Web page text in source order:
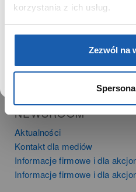
korzystania z ich usług.
Zezwól na
SIECI SPRZEDAŻY
Salony muzyczne Riff
NEWSROOM
Aktualności
Kontakt dla mediów
Informacje firmowe i dla
Informacje firmowe i dla